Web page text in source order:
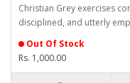
Christian Grey exercises
disciplined, and utterly
Out Of Stock
Rs. 1,000.00